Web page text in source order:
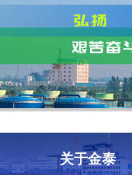
关于金泰